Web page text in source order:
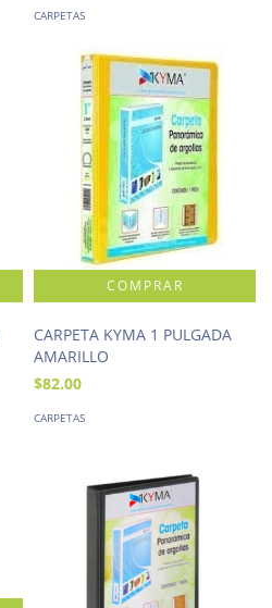
CARPETAS
CARPETA KYMA 1 PULGADA
AMARILLO
$82.00
CARPETAS